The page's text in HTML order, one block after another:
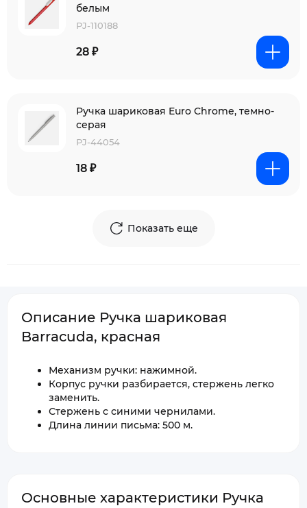
белым
PJ-110188
28 ₽
Ручка шариковая Euro Chrome, темно-
серая
PJ-44054
18 ₽
Показать еще
Описание Ручка шариковая
Barracuda, красная
Механизм ручки: нажимной.
Корпус ручки разбирается, стержень легко
заменить.
Стержень с синими чернилами.
Длина линии письма: 500 м.
Основные характеристики Ручка